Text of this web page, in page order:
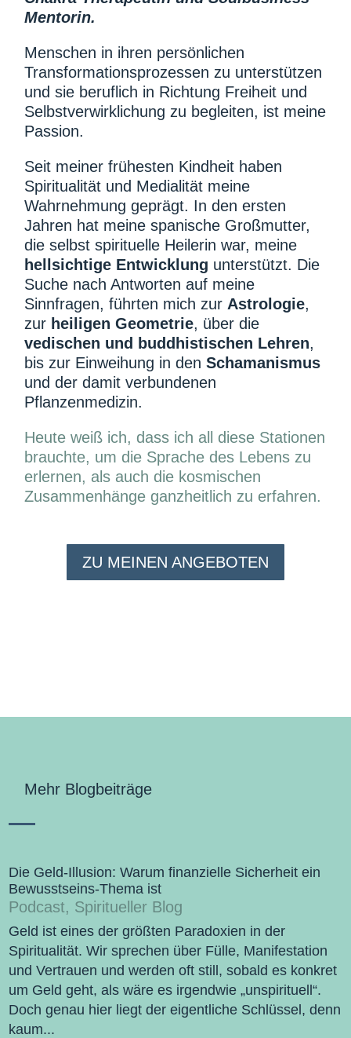
Mentorin.
Menschen in ihren persönlichen
Transformationsprozessen zu unterstützen
und sie beruflich in Richtung Freiheit und
Selbstverwirklichung zu begleiten, ist meine
Passion.
Seit meiner frühesten Kindheit haben
Spiritualität und Medialität meine
Wahrnehmung geprägt. In den ersten
Jahren hat meine spanische Großmutter,
die selbst spirituelle Heilerin war, meine
hellsichtige Entwicklung unterstützt. Die
Suche nach Antworten auf meine
Sinnfragen, führten mich zur Astrologie,
zur heiligen Geometrie, über die
vedischen und buddhistischen Lehren,
bis zur Einweihung in denSchamanismus
und der damit verbundenen
Pflanzenmedizin.
Heute weiß ich, dass ich all diese Stationen
brauchte, um die Sprache des Lebens zu
erlernen, als auch die kosmischen
Zusammenhänge ganzheitlich zu erfahren.
ZU MEINEN ANGEBOTEN
Mehr Blogbeiträge
Die Geld-Illusion: Warum finanzielle Sicherheit ein
Bewusstseins-Thema ist
Podcast, Spiritueller Blog
Geld ist eines der größten Paradoxien in der
Spiritualität. Wir sprechen über Fülle, Manifestation
und Vertrauen und werden oft still, sobald es konkret
um Geld geht, als wäre es irgendwie „unspirituell“.
Doch genau hier liegt der eigentliche Schlüssel, denn
kaum...